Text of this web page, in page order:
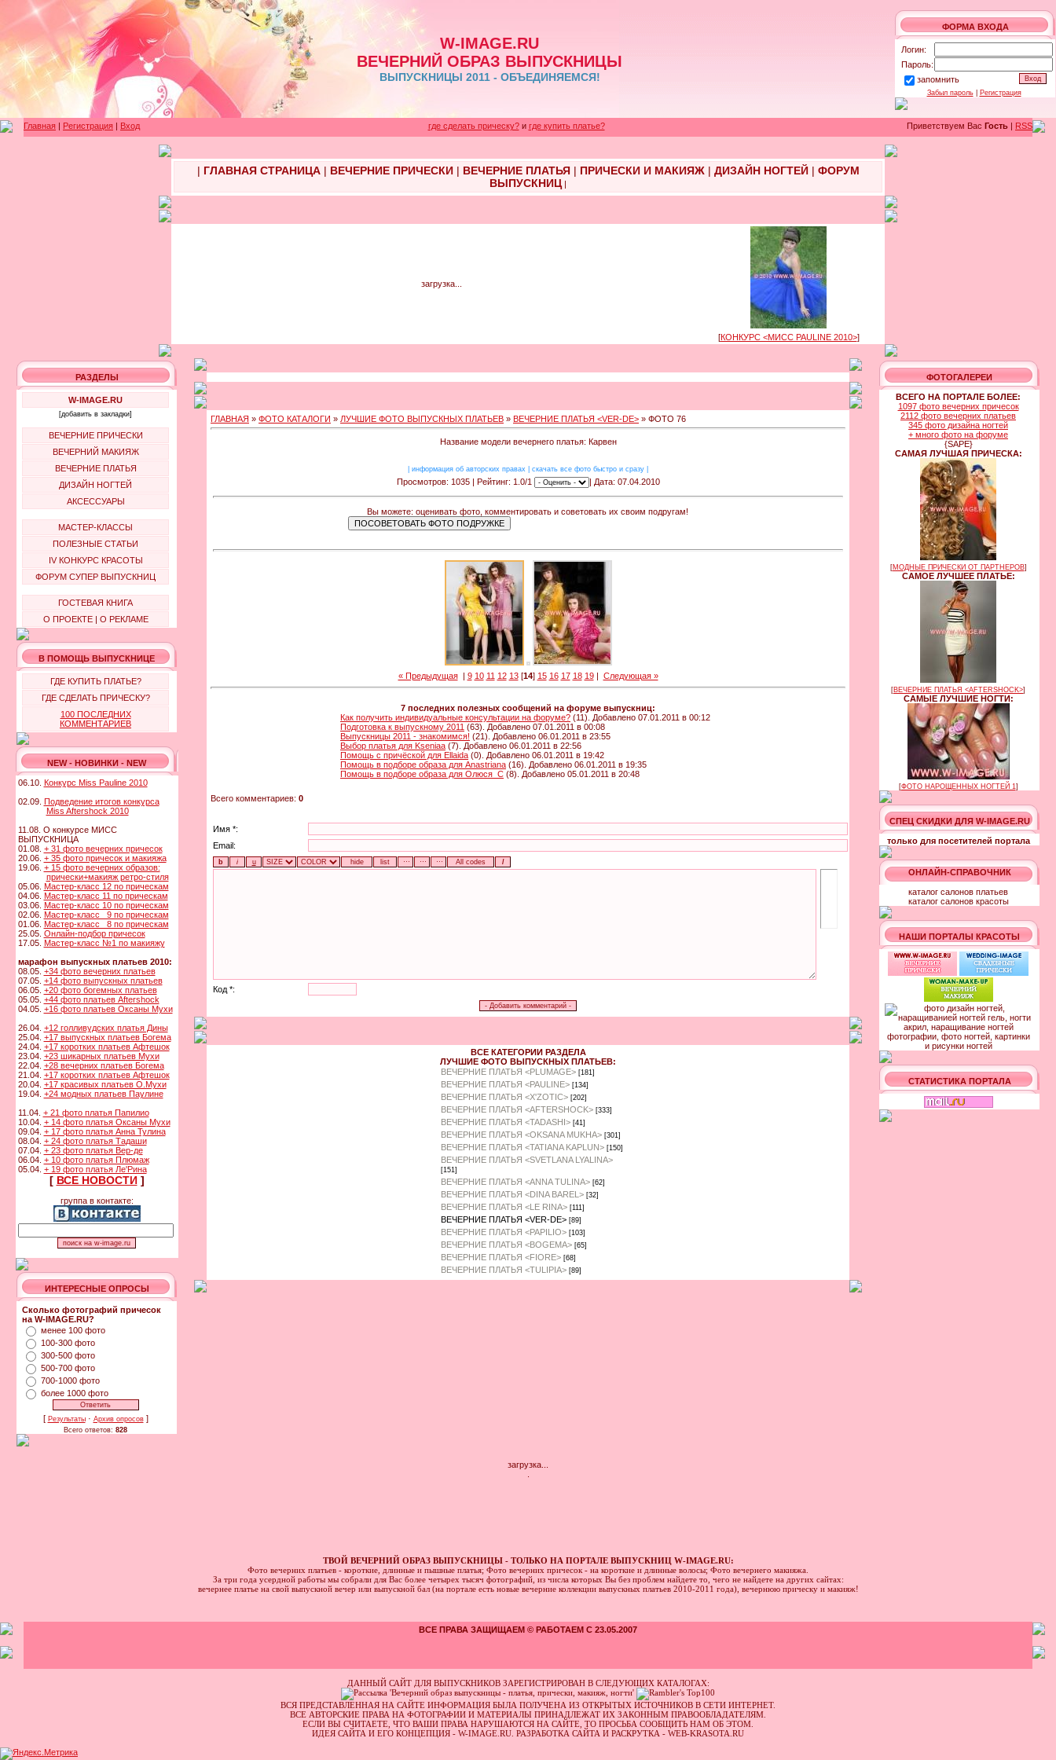
W-IMAGE.RU
ВЕЧЕРНИЙ ОБРАЗ ВЫПУСКНИЦЫ
ВЫПУСКНИЦЫ 2011 - ОБЪЕДИНЯЕМСЯ!
ФОРМА ВХОДА
Логин:
Пароль:
запомнить
Забыл пароль| Регистрация
Главная | Регистрация | Вход где сделать прическу?и где купить платье? Приветствуем Вас Гость | RSS
| ГЛАВНАЯ СТРАНИЦА| ВЕЧЕРНИЕ ПРИЧЕСКИ| ВЕЧЕРНИЕ ПЛАТЬЯ| ПРИЧЕСКИ И МАКИЯЖ| ДИЗАЙН НОГТЕЙ| ФОРУМ
ВЫПУСКНИЦ |
загрузка...
[КОНКУРС <МИСС PAULINE 2010>]
РАЗДЕЛЫ
W-IMAGE.RU
[добавить в закладки]
ВЕЧЕРНИЕ ПРИЧЕСКИ
ВЕЧЕРНИЙ МАКИЯЖ
ВЕЧЕРНИЕ ПЛАТЬЯ
ДИЗАЙН НОГТЕЙ
АКСЕССУАРЫ
МАСТЕР-КЛАССЫ
ПОЛЕЗНЫЕ СТАТЬИ
IV КОНКУРС КРАСОТЫ
ФОРУМ СУПЕР ВЫПУСКНИЦ
ГОСТЕВАЯ КНИГА
О ПРОЕКТЕ| О РЕКЛАМЕ
В ПОМОЩЬ ВЫПУСКНИЦЕ
ГДЕ КУПИТЬ ПЛАТЬЕ?
ГДЕ СДЕЛАТЬ ПРИЧЕСКУ?
100 ПОСЛЕДНИХ
КОММЕНТАРИЕВ
NEW - НОВИНКИ - NEW
06.10. Конкурс Miss Pauline 2010
02.09. Подведение итогов конкурса
Miss Aftershock 2010
11.08. О конкурсе МИСС
ВЫПУСКНИЦА
01.08. + 31 фото вечерних причесок
20.06. + 35 фото причесок и макияжа
19.06. + 15 фото вечерних образов:
прически+макияж ретро-стиля
05.06. Мастер-класс 12 по прическам
04.06. Мастер-класс 11 по прическам
03.06. Мастер-класс 10 по прическам
02.06. Мастер-класс 9 по прическам
01.06. Мастер-класс 8 по прическам
25.05. Онлайн-подбор причесок
17.05. Мастер-класс №1 по макияжу
марафон выпускных платьев 2010:
08.05. +34 фото вечерних платьев
07.05. +14 фото выпускных платьев
06.05. +20 фото богемных платьев
05.05. +44 фото платьев Aftershock
04.05. +16 фото платьев Оксаны Мухи
26.04. +12 голливудских платья Дины
25.04. +17 выпускных платьев Богема
24.04. +17 коротких платьев Афтешок
23.04. +23 шикарных платьев Мухи
22.04. +28 вечерних платьев Богема
21.04. +17 коротких платьев Афтешок
20.04. +17 красивых платьев О.Мухи
19.04. +24 модных платьев Паулине
11.04. + 21 фото платья Папилио
10.04. + 14 фото платья Оксаны Мухи
09.04. + 17 фото платья Анна Тулина
08.04. + 24 фото платья Тадаши
07.04. + 23 фото платья Вер-де
06.04. + 10 фото платья Плюмаж
05.04. + 19 фото платья Ле'Рина
[ ВСЕ НОВОСТИ]
группа в контакте:
ИНТЕРЕСНЫЕ ОПРОСЫ
Сколько фотографий причесок
на W-IMAGE.RU?
менее 100 фото
100-300 фото
300-500 фото
500-700 фото
700-1000 фото
более 1000 фото
[ Результаты· Архив опросов]
Всего ответов: 828
ГЛАВНАЯ » ФОТО КАТАЛОГИ » ЛУЧШИЕ ФОТО ВЫПУСКНЫХ ПЛАТЬЕВ » ВЕЧЕРНИЕ ПЛАТЬЯ <VER-DE> » ФОТО 76
Название модели вечернего платья: Карвен
информация об авторских правах скачать все фото быстро и сразу
Просмотров: 1035 | Рейтинг: 1.0/1 | Дата: 07.04.2010
Вы можете: оценивать фото, комментировать и советовать их своим подругам!
« Предыдущая| 9 10 11 12 13[14] 15 16 17 18 19| Следующая »
7 последних полезных сообщений на форуме выпускниц:
Как получить индивидуальные консультации на форуме? (11). Добавлено 07.01.2011 в 00:12
Подготовка к выпускному 2011 (63). Добавлено 07.01.2011 в 00:08
Выпускницы 2011 - знакомимся! (21). Добавлено 06.01.2011 в 23:55
Выбор платья для Kseniaa (7). Добавлено 06.01.2011 в 22:56
Помощь с причёской для Ellaida (0). Добавлено 06.01.2011 в 19:42
Помощь в подборе образа для Anastriana (16). Добавлено 06.01.2011 в 19:35
Помощь в подборе образа для Олюся_С (8). Добавлено 05.01.2011 в 20:48
Всего комментариев: 0
Имя *:
Email:
Код *:
ВСЕ КАТЕГОРИИ РАЗДЕЛА
ЛУЧШИЕ ФОТО ВЫПУСКНЫХ ПЛАТЬЕВ:
ВЕЧЕРНИЕ ПЛАТЬЯ <PLUMAGE> [181]
ВЕЧЕРНИЕ ПЛАТЬЯ <PAULINE> [134]
ВЕЧЕРНИЕ ПЛАТЬЯ <X'ZOTIC> [202]
ВЕЧЕРНИЕ ПЛАТЬЯ <AFTERSHOCK> [333]
ВЕЧЕРНИЕ ПЛАТЬЯ <TADASHI> [41]
ВЕЧЕРНИЕ ПЛАТЬЯ <OKSANA MUKHA> [301]
ВЕЧЕРНИЕ ПЛАТЬЯ <TATIANA KAPLUN> [150]
ВЕЧЕРНИЕ ПЛАТЬЯ <SVETLANA LYALINA>
[151]
ВЕЧЕРНИЕ ПЛАТЬЯ <ANNA TULINA> [62]
ВЕЧЕРНИЕ ПЛАТЬЯ <DINA BAREL> [32]
ВЕЧЕРНИЕ ПЛАТЬЯ <LE RINA> [111]
ВЕЧЕРНИЕ ПЛАТЬЯ <VER-DE> [89]
ВЕЧЕРНИЕ ПЛАТЬЯ <PAPILIO> [103]
ВЕЧЕРНИЕ ПЛАТЬЯ <BOGEMA> [65]
ВЕЧЕРНИЕ ПЛАТЬЯ <FIORE> [68]
ВЕЧЕРНИЕ ПЛАТЬЯ <TULIPIA> [89]
ФОТОГАЛЕРЕИ
ВСЕГО НА ПОРТАЛЕ БОЛЕЕ:
1097 фото вечерних причесок
2112 фото вечерних платьев
345 фото дизайна ногтей
+ много фото на форуме
{SAPE}
САМАЯ ЛУЧШАЯ ПРИЧЕСКА:
[МОДНЫЕ ПРИЧЕСКИ ОТ ПАРТНЕРОВ]
САМОЕ ЛУЧШЕЕ ПЛАТЬЕ:
[ВЕЧЕРНИЕ ПЛАТЬЯ <AFTERSHOCK>]
САМЫЕ ЛУЧШИЕ НОГТИ:
[ФОТО НАРОЩЕННЫХ НОГТЕЙ 1]
СПЕЦ СКИДКИ ДЛЯ W-IMAGE.RU
только для посетителей портала
ОНЛАЙН-СПРАВОЧНИК
каталог салонов платьев
каталог салонов красоты
НАШИ ПОРТАЛЫ КРАСОТЫ
СТАТИСТИКА ПОРТАЛА
загрузка...
ТВОЙ ВЕЧЕРНИЙ ОБРАЗ ВЫПУСКНИЦЫ - ТОЛЬКО НА ПОРТАЛЕ ВЫПУСКНИЦ W-IMAGE.RU:
Фото вечерних платьев - короткие, длинные и пышные платья; Фото вечерних причесок - на короткие и длинные волосы; Фото вечернего макияжа.
За три года усердной работы мы собрали для Вас более четырех тысяч фотографий, из числа которых Вы без проблем найдете то, чего не найдете на других сайтах:
вечернее платье на свой выпускной вечер или выпускной бал (на портале есть новые вечерние коллекции выпускных платьев 2010-2011 года), вечернюю прическу и макияж!
ВСЕ ПРАВА ЗАЩИЩАЕМ © РАБОТАЕМ С 23.05.2007
ДАННЫЙ САЙТ ДЛЯ ВЫПУСКНИКОВ ЗАРЕГИСТРИРОВАН В СЛЕДУЮЩИХ КАТАЛОГАХ:
ВСЯ ПРЕДСТАВЛЕННАЯ НА САЙТЕ ИНФОРМАЦИЯ БЫЛА ПОЛУЧЕНА ИЗ ОТКРЫТЫХ ИСТОЧНИКОВ В СЕТИ ИНТЕРНЕТ.
ВСЕ АВТОРСКИЕ ПРАВА НА ФОТОГРАФИИ И МАТЕРИАЛЫ ПРИНАДЛЕЖАТ ИХ ЗАКОННЫМ ПРАВООБЛАДАТЕЛЯМ.
ЕСЛИ ВЫ СЧИТАЕТЕ, ЧТО ВАШИ ПРАВА НАРУШАЮТСЯ НА САЙТЕ, ТО ПРОСЬБА СООБЩИТЬ НАМ ОБ ЭТОМ.
ИДЕЯ САЙТА И ЕГО КОНЦЕПЦИЯ - W-IMAGE.RU. РАЗРАБОТКА САЙТА И РАСКРУТКА - WEB-KRASOTA.RU